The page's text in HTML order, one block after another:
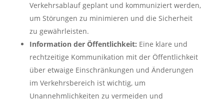
Verkehrsablauf geplant und kommuniziert werden,
um Störungen zu minimieren und die Sicherheit
zu gewährleisten.
Information der Öffentlichkeit: Eine klare und
rechtzeitige Kommunikation mit der Öffentlichkeit
über etwaige Einschränkungen und Änderungen
im Verkehrsbereich ist wichtig, um
Unannehmlichkeiten zu vermeiden und